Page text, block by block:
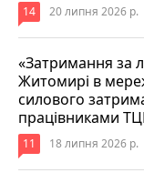
14 20 липня 2026 р.
«Затримання за
Житомирі в
силового
працівниками
11 18 липня 2026 р.